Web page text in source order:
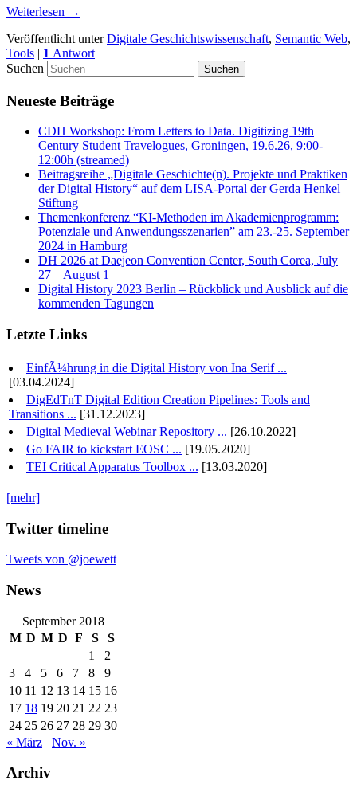
Weiterlesen →
Veröffentlicht unter Digitale Geschichtswissenschaft, Semantic Web,
Tools | 1 Antwort
Suchen
Neueste Beiträge
CDH Workshop: From Letters to Data. Digitizing 19th
Century Student Travelogues, Groningen, 19.6.26, 9:00-
12:00h (streamed)
Beitragsreihe „Digitale Geschichte(n). Projekte und Praktiken
der Digital History“ auf dem LISA-Portal der Gerda Henkel
Stiftung
Themenkonferenz “KI-Methoden im Akademienprogramm:
Potenziale und Anwendungsszenarien” am 23.-25. September
2024 in Hamburg
DH 2026 at Daejeon Convention Center, South Corea, July
27 – August 1
Digital History 2023 Berlin – Rückblick und Ausblick auf die
kommenden Tagungen
Letzte Links
EinfÃ¼hrung in die Digital History von Ina Serif ...
[03.04.2024]
DigEdTnT Digital Edition Creation Pipelines: Tools and
Transitions ... [31.12.2023]
Digital Medieval Webinar Repository ... [26.10.2022]
Go FAIR to kickstart EOSC ... [19.05.2020]
TEI Critical Apparatus Toolbox ... [13.03.2020]
[mehr]
Twitter timeline
Tweets von @joewett
News
September 2018
M D M D F S
S
1
2
3
4 5 6 7 8
9
10 11 12 13 14 15 16
17 18 19 20 21 22 23
24 25 26 27 28 29 30
« März
Nov. »
Archiv